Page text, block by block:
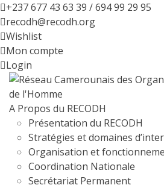
+237 677 43 63 39 / 694 99 29 95
recodh@recodh.org
Wishlist
Mon compte
Login
A Propos du RECODH
Présentation du RECODH
Stratégies et domaines
Organisation et
Coordination Nationale
Secrétariat Permanent